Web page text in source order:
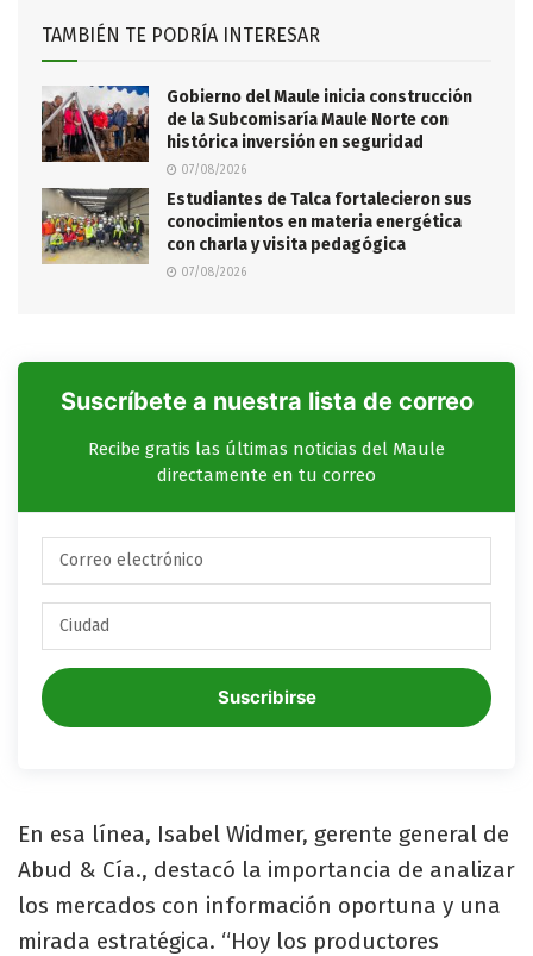
TAMBIÉN TE PODRÍA INTERESAR
Gobierno del Maule inicia construcción
de la Subcomisaría Maule Norte con
histórica inversión en seguridad
07/08/2026
Estudiantes de Talca fortalecieron sus
conocimientos en materia energética
con charla y visita pedagógica
07/08/2026
Suscríbete a nuestra lista de correo
Recibe gratis las últimas noticias del Maule
directamente en tu correo
Suscribirse
En esa línea, Isabel Widmer, gerente general de
Abud & Cía., destacó la importancia de analizar
los mercados con información oportuna y una
mirada estratégica. “Hoy los productores